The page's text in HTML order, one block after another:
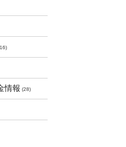
情報 (28)